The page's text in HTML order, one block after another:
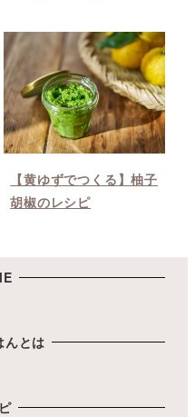
【黄ゆずでつくる】柚子
胡椒のレシピ
んとは